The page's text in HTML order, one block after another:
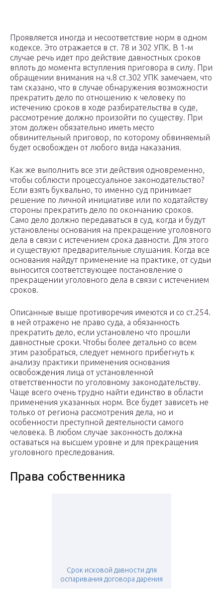
Проявляется иногда и несоответствие норм в одном
кодексе. Это отражается в ст. 78 и 302 УПК. В 1-м
случае речь идет про действие давностных сроков
вплоть до момента вступления приговора в силу. При
обращении внимания на ч.8 ст.302 УПК замечаем, что
там сказано, что в случае обнаружения возможности
прекратить дело по отношению к человеку по
истечению сроков в ходе разбирательства в суде,
рассмотрение должно произойти по существу. При
этом должен обязательно иметь место
обвинительный приговор, по которому обвиняемый
будет освобожден от любого вида наказания.
Как же выполнить все эти действия одновременно,
чтобы соблюсти процессуальное законодательство?
Если взять буквально, то именно суд принимает
решение по личной инициативе или по ходатайству
стороны прекратить дело по окончанию сроков.
Само дело должно передаваться в суд, когда и будут
установлены основания на прекращение уголовного
дела в связи с истечением срока давности. Для этого
и существуют предварительные слушания. Когда все
основания найдут применение на практике, от судьи
выносится соответствующее постановление о
прекращении уголовного дела в связи с истечением
сроков.
Описанные выше противоречия имеются и со ст.254.
в ней отражено не право суда, а обязанность
прекратить дело, если установлено что прошли
давностные сроки. Чтобы более детально со всем
этим разобраться, следует немного прибегнуть к
анализу практики применения основания
освобождения лица от установленной
ответственности по уголовному законодательству.
Чаще всего очень трудно найти единство в области
применения указанных норм. Все будет зависеть не
только от региона рассмотрения дела, но и
особенности преступной деятельности самого
человека. В любом случае законность должна
оставаться на высшем уровне и для прекращения
уголовного преследования.
Права собственника
Срок исковой давности для
оспаривания договора дарения